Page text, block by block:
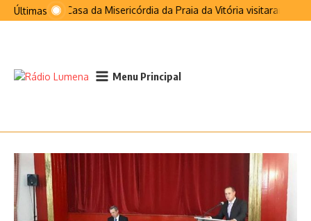
Ir para o conteúdo
ÚltimasSanta Casa da Misericórdia da Praia da Vitória visitaram São
Menu Principal